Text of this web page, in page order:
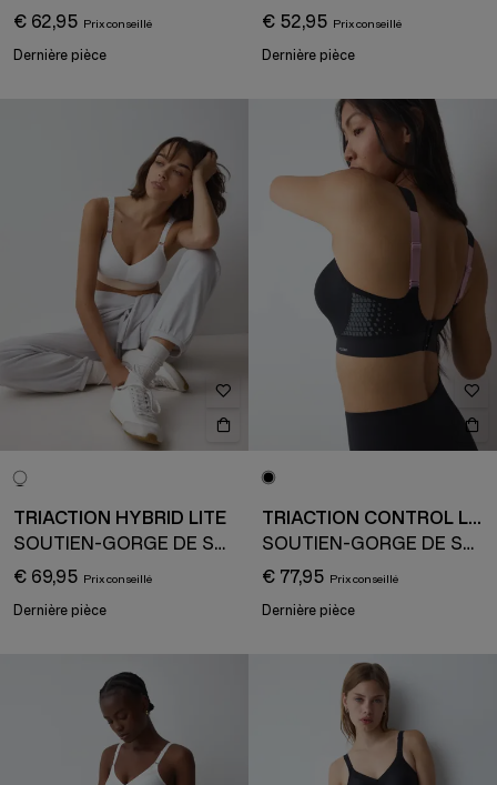
€ 62,95
Dernière pièce
€ 52,95
Dernière pièce
TRIACTION HYBRID LITE
SOUTIEN-GORGE DE SPORT
€ 69,95
Dernière pièce
TRIACTION CONTROL LITE
SOUTIEN-GORGE DE SPORT MINIMISEUR
€ 77,95
Dernière pièce